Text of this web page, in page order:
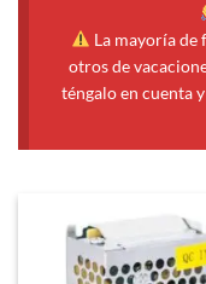
La mayoría de
otros de
téngalo en cuenta